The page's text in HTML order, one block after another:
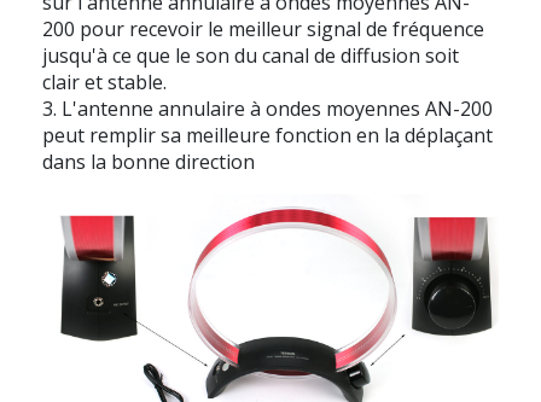
200 pour recevoir le meilleur signal de fréquence
jusqu'à ce que le son du canal de diffusion soit
clair et stable.
3. L'antenne annulaire à ondes moyennes AN-200
peut remplir sa meilleure fonction en la déplaçant
dans la bonne direction